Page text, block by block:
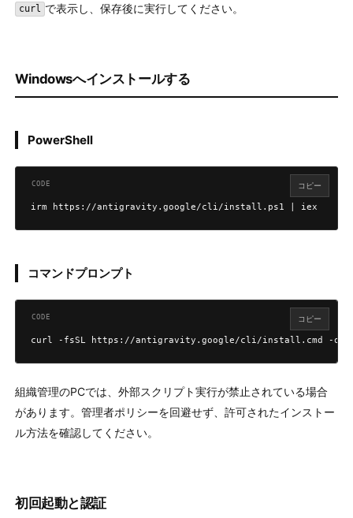
curl で表示し、保存後に実行してください。
Windowsへインストールする
PowerShell
irm https://antigravity.google/cli/install.ps1 | iex
コピー
コマンドプロンプト
curl -fsSL https://antigravity.google/cli/install.cmd -o
コピー
組織管理のPCでは、外部スクリプト実行が禁止されている場合
があります。管理者ポリシーを回避せず、許可されたインストー
ル方法を確認してください。
初回起動と認証